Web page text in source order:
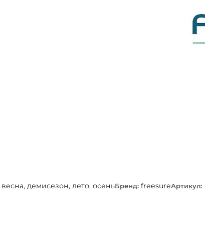
весна, демисезон, лето, осеньБренд: freesureАртикул: